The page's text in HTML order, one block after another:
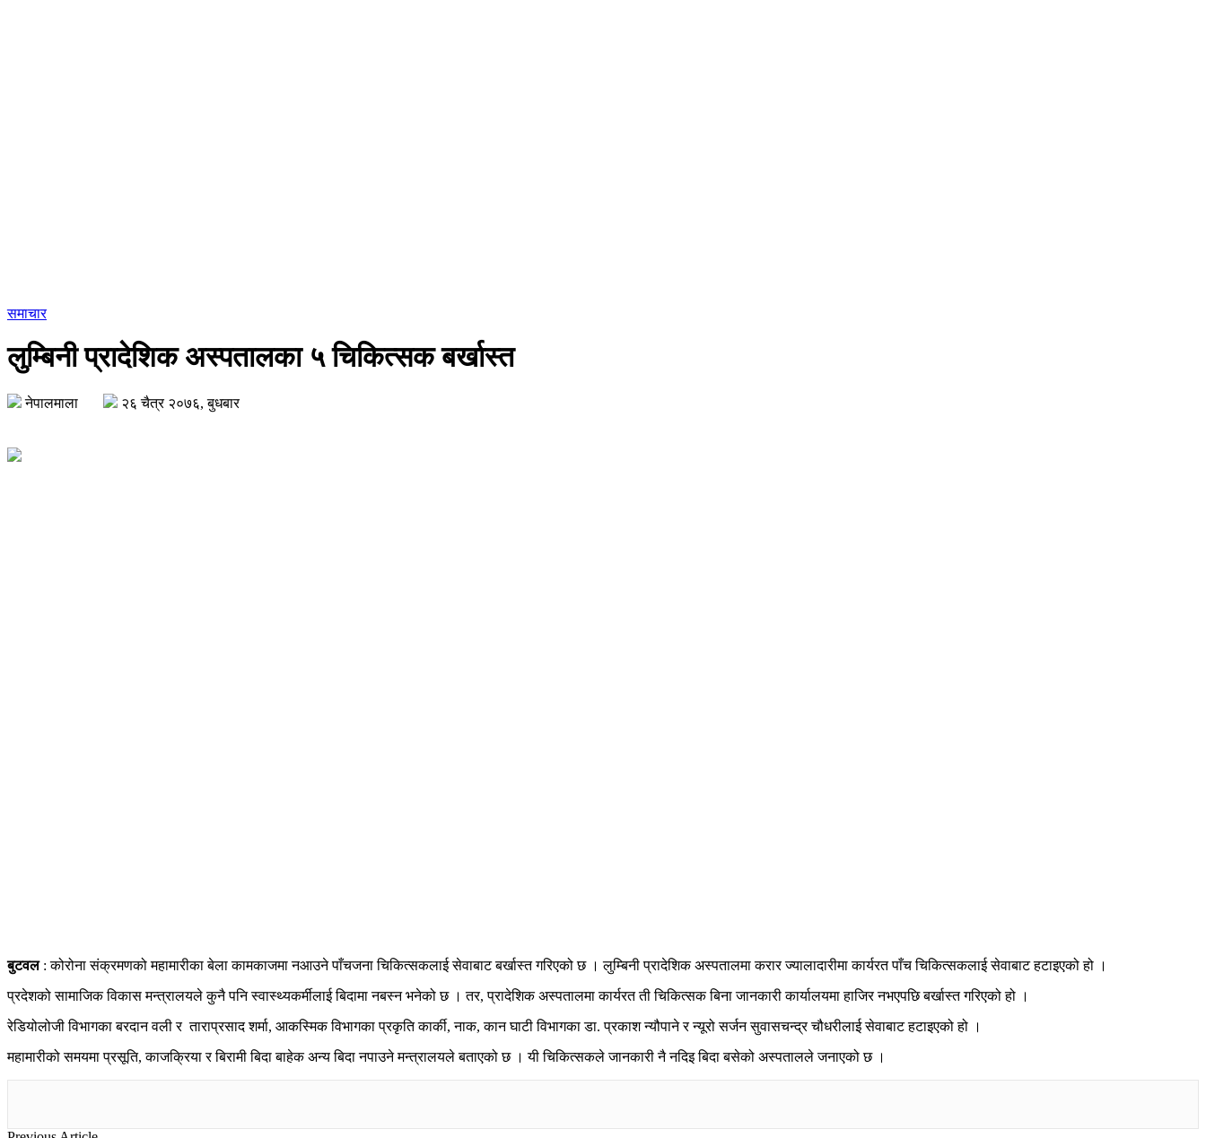
समाचार
लुम्बिनी प्रादेशिक अस्पतालका ५ चिकित्सक बर्खास्त
नेपालमाला २६ चैत्र २०७६, बुधबार
बुटवल: कोरोना संक्रमणको महामारीका बेला कामकाजमा नआउने पाँचजना चिकित्सकलाई सेवाबाट बर्खास्त गरिएको छ । लुम्बिनी प्रादेशिक अस्पतालमा करार ज्यालादारीमा कार्यरत पाँच चिकित्सकलाई सेवाबाट हटाइएको हो ।
प्रदेशको सामाजिक विकास मन्त्रालयले कुनै पनि स्वास्थ्यकर्मीलाई बिदामा नबस्‍न भनेको छ । तर, प्रादेशिक अस्पतालमा कार्यरत ती चिकित्सक बिना जानकारी कार्यालयमा हाजिर नभएपछि बर्खास्त गरिएको हो ।
रेडियोलोजी विभागका बरदान वली र ताराप्रसाद शर्मा, आकस्मिक विभागका प्रकृति कार्की, नाक, कान घाटी विभागका डा. प्रकाश न्यौपाने र न्यूरो सर्जन सुवासचन्द्र चौधरीलाई सेवाबाट हटाइएको हो ।
महामारीको समयमा प्रसूति, काजक्रिया र बिरामी बिदा बाहेक अन्य बिदा नपाउने मन्त्रालयले बताएको छ । यी चिकित्सकले जानकारी नै नदिइ बिदा बसेको अस्पतालले जनाएको छ ।